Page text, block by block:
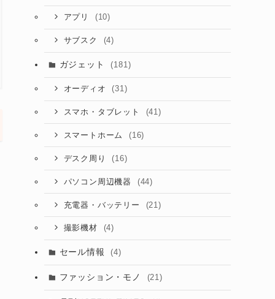
アプリ (10)
サブスク (4)
ガジェット (181)
オーディオ (31)
スマホ・タブレット (41)
スマートホーム (16)
デスク周り (16)
パソコン周辺機器 (44)
充電器・バッテリー (21)
撮影機材 (4)
セール情報 (4)
ファッション・モノ (21)